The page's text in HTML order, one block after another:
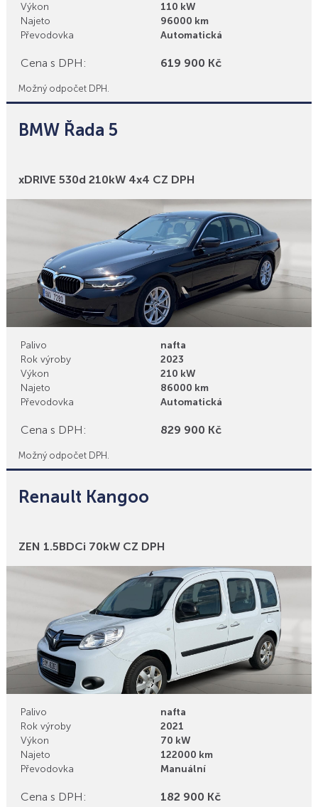
Výkon
110 kW
Najeto
96000 km
Převodovka
Automatická
Cena s DPH: 619 900 Kč
Možný odpočet DPH.
BMW Řada 5
Bonusy
xDRIVE 530d 210kW 4x4 CZ DPH
Palivo
nafta
Rok výroby
2023
Výkon
210 kW
Najeto
86000 km
Převodovka
Automatická
Cena s DPH: 829 900 Kč
Možný odpočet DPH.
Renault Kangoo
Bonusy
ZEN 1.5BDCi 70kW CZ DPH
Palivo
nafta
Rok výroby
2021
Výkon
70 kW
Najeto
122000 km
Převodovka
Manuální
Cena s DPH: 182 900 Kč